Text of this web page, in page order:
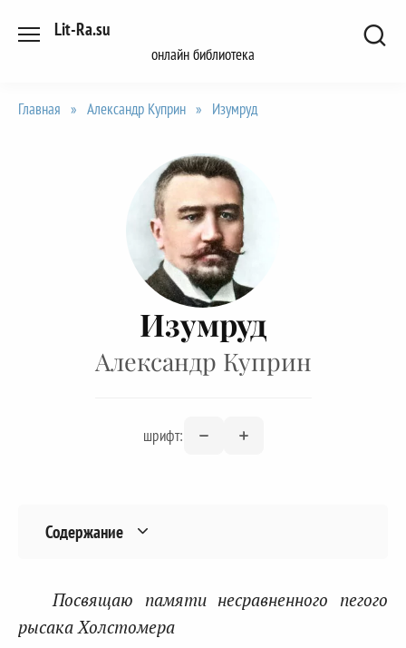
Lit-Ra.su
онлайн библиотека
Главная » Александр Куприн » Изумруд
Изумруд
Александр Куприн
шрифт:
Содержание
Посвящаю памяти несравненного пегого
рысака Холстомера